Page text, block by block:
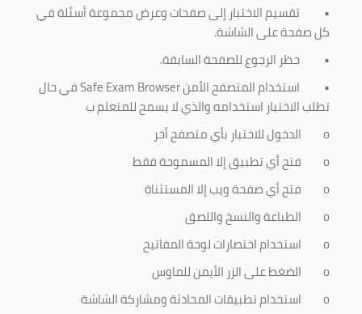
• تقسيم الاختبار إلى صفحات وعرض مجموعة أسئلة في
كل صفحة على الشاشة.
• حظر الرجوع للصفحة السابقة.
• استخدام المتصفح الأمنSafe Exam Browserفي حال
تطلب الاختبار استخدامه والذي لا يسمح للمتعلم ب
o
الدخول للاختبار بأي متصفح أخر
o
فتح أي تطبيق إلا المسموحة فقط
o
فتح أي صفحة ويب إلا المستثناة
o
الطباعة والنسخ واللصق
o
استخدام اختصارات لوحة المفاتيح
o
الضغط على الزر الأيمن للماوس
o
استخدام تطبيقات المحادثة ومشاركة الشاشة